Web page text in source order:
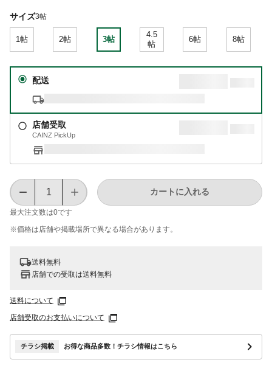
サイズ3帖
1帖 2帖 3帖
4.5
帖
6帖 8帖
配送
店舗受取
CAINZ PickUp
最大注文数は0です
カートに入れる
※価格は​店舗や​掲載場所で​異なる​場合が​あります。
送料無料
店舗での受取は送料無料
送料について
店舗受取のお支払いについて
チラシ掲載 お得な商品多数！チラシ情報はこちら